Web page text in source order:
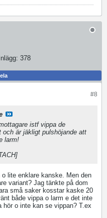
Inlägg: 378
#8
istf vippa de
är jäkligt pulshöjande att
larm!
lite enklare kanske. Men den
variant? Jag tänkte på dom
små saker kosstar kaske 20
både vippa o larm e det inte
o inte kan se vippan? T.ex